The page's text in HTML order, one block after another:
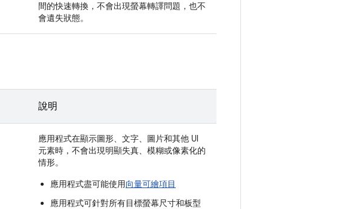
間的快速轉換，不會出現螢幕轉譯問題，也不
會遺失狀態。
說明
應用程式在顯示圖形、文字、圖片和其他 UI
元素時，不會出現明顯失真、模糊或像素化的
情形。
應用程式盡可能使用向量可繪項目
應用程式可針對所有目標螢幕尺寸和板型